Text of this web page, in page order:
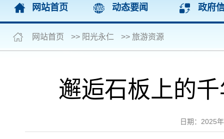
网站首页 动态要闻 政府
网站首页 >> 阳光永仁 >> 旅游资源
邂逅石板上的
日期：2025